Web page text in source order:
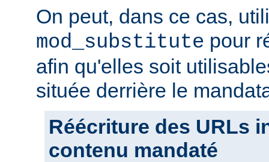
On peut, dans ce cas,
mod_substitute pour
afin qu'elles soit
située derrière le
Réécriture des URLs
contenu mandaté